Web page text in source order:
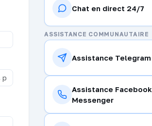
Chat en direct 24/7
ASSISTANCE COMMUNAUTAIRE
Assistance Telegram
Assistance Facebook
Messenger